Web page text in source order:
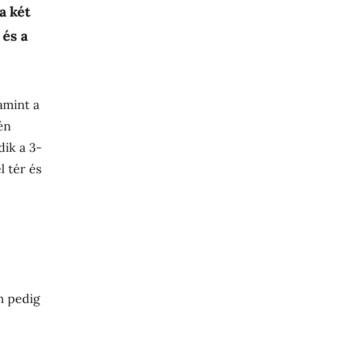
két
a
a
a 3-
tér és
pedig